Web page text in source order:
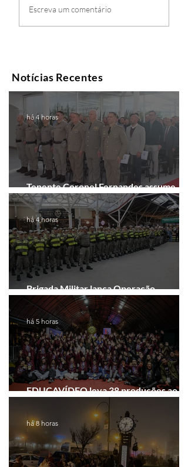
Escreva um comentário
Notícias Recentes
Tenente Coronel Fernandes assume
comando do 41º BPM em Gramado
há 4 horas
Brigada Militar lança Operação
Convergência na Região das Hortênsias
há 4 horas
EDUCAVÍDEO leva 38 produções ao
Festival de Cinema de Gramado
há 5 horas
há 8 horas